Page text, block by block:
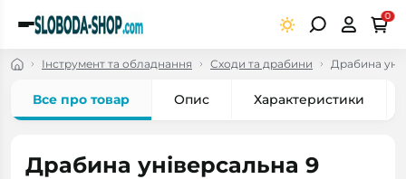
0
Інструмент та обладнання Сходи та драбини Драбина
Все про товар Опис Характеристики
Драбина універсальна 9